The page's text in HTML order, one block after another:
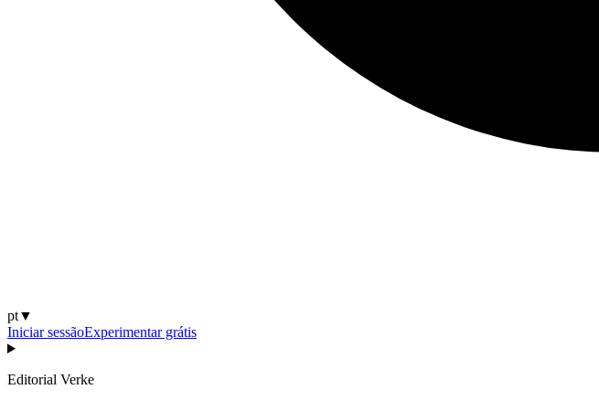
pt▼
Iniciar sessãoExperimentar grátis
Editorial Verke